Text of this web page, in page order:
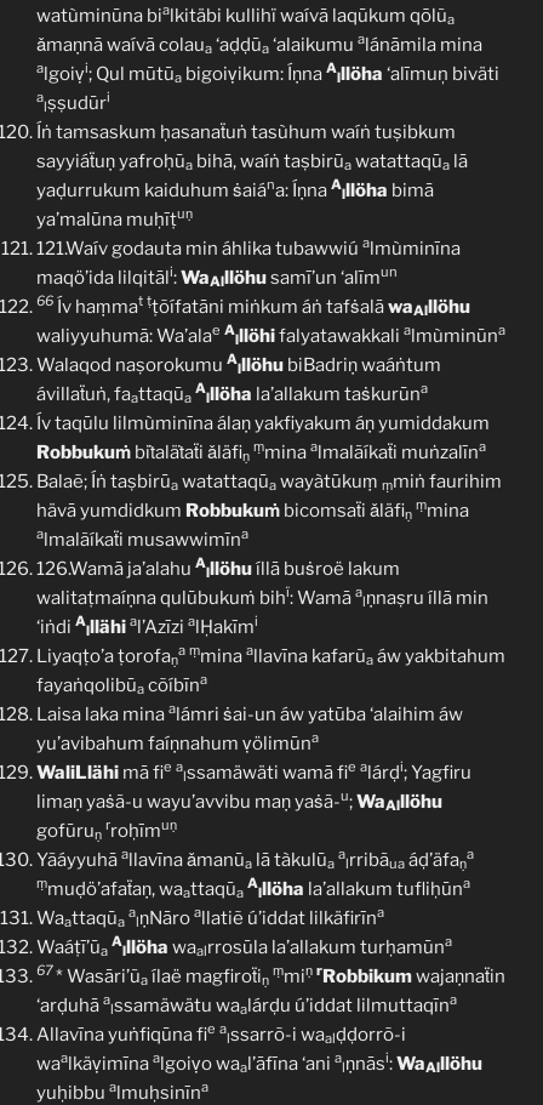
watùminūna bialkitäbi kullihï waívā laqūkum qōlũa
ǎmaṇnā waívā colaua ‘aḍḍūa ‘alaikumu alánāmila mina
algoiṿi; Qul mūtūa bigoiṿikum: Íṇna A
lllöha ‘alīmuņ biväti
a
lṣṣudūri
Íṅ tamsaskum ḥasanaẗuṅ tasùhum waíṅ tuṣibkum
sayyiáẗuṇ yafroḥūa bihā, waíṅ taṣbirūa watattaqūa lā
yaḍurrukum kaiduhum ṡaiána: Íṇna A
lllöha bimā
ya’malūna muḥīṭuṇ
121.Waív godauta min áhlika tubawwiú almùminīna
maqö’ida lilqitāli:WaAlllöhusamī’un ‘alīmun
66 Ív haṃmat ṭṭõífatāni miṅkum áṅ tafṡalāwaAlllöhu
waliyyuhumā: Wa’alae A
lllöhifalyatawakkali almùminūna
Walaqod naṣorokumu A
lllöhu biBadriṇ waáṅtum
ávillaẗuṅ, faattaqūa
A
lllöha la’allakum taṡkurūna
Ív taqūlu lilmùminīna álaṇ yakfiyakum áṇ yumiddakum
Robbukuṁ biṫaläṫaẗi ǎläfiṇ
ṃmina almalãíkaẗi muṅzalīna
Balaẽ; Íṅ taṣbirūa watattaqūa wayàtūkuṃ ṃmiṅ faurihim
hävā yumdidkum Robbukuṁ bicomsaẗi ǎläfiṇ
ṃmina
almalãíkaẗi musawwimīna
126.Wamā ja’alahu A
lllöhuíllā buṡroë lakum
walitaṭmaíṇna qulūbukuṁ bihï: Wamā a
lṇnaṣru íllā min
‘iṅdi A
lllähi al’Azīzi alḤakīmi
Liyaqṭo’a ṭorofaṇ
a ṃmina allavīna kafarũa áw yakbitahum
fayaṅqolibūa cõíbīna
Laisa laka mina alámri ṡai-un áw yatūba ‘alaihim áw
yu’avibahum faíṇnahum ṿölimūna
WaliLlähi mā fie a
lssamäwäti wamā fie alárḍi; Yagfiru
limaṇ yaṡã-u wayu’avvibu maṇ yaṡã-u;WaAlllöhu
gofūruṇ
rroḥīmuṇ
Yãáyyuhā allavīna ǎmanūa lā tàkulūa
a
lrribãua áḍ’äfaṇ
a
ṃmuḍö’afaẗaṇ, waattaqūa
A
lllöha la’allakum tufliḥūna
Waattaqūa
a
lṇNāro allatiẽ ú’iddat lilkäfirīna
Waáṭī’ūa
A
lllöha waalrrosūla la’allakum turḥamūna
67* Wasāri’ũa ílaë magfiroẗiṇ
ṃmiṇ rRobbikumwajaṇnaẗin
‘arḍuhā a
lssamäwätu waalárḍu ú’iddat lilmuttaqīna
Allavīna yuṅfiqūna fie a
lssarrõ-i waalḍḍorrõ-i
waalkäṿimīna algoiṿo waal’āfīna ‘ani a
lṇnāsi:WaAlllöhu
yuḥibbu almuḥsinīna